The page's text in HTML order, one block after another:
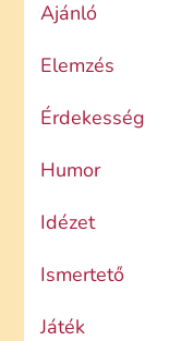
Ajánló
Elemzés
Érdekesség
Humor
Idézet
Ismertető
Játék